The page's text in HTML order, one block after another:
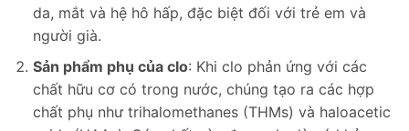
da, mắt và hệ hô hấp, đặc biệt đối với trẻ em và
người già.
Sản phẩm phụ của clo: Khi clo phản ứng với các
chất hữu cơ có trong nước, chúng tạo ra các hợp
chất phụ như trihalomethanes (THMs) và haloacetic